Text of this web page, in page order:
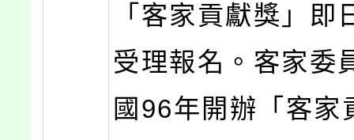
「客家貢獻獎」即
受理報名。客家委
國96年開辦「客家